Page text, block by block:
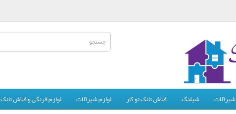
شیرآلات شیلنگ فلاش تانک تو کار لوازم شیرآلات لوازم فرنگی و فلاش تانک